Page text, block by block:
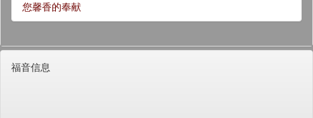
您馨香的奉献
福音信息